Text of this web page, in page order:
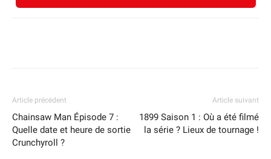
Article précédent
Chainsaw Man Épisode 7 :
Quelle date et heure de sortie
Crunchyroll ?
Article suivant
1899 Saison 1 : Où a été filmé
la série ? Lieux de tournage !